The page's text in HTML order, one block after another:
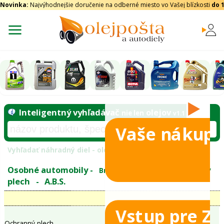
Novinka: Najvýhodnejšie doručenie na odberné miesto vo Vašej blízkosti do
Inteligentný vyhľadávač
Vyhľadať náhradný diel - olejový filter -
Vaše nákupy
Vstup pre